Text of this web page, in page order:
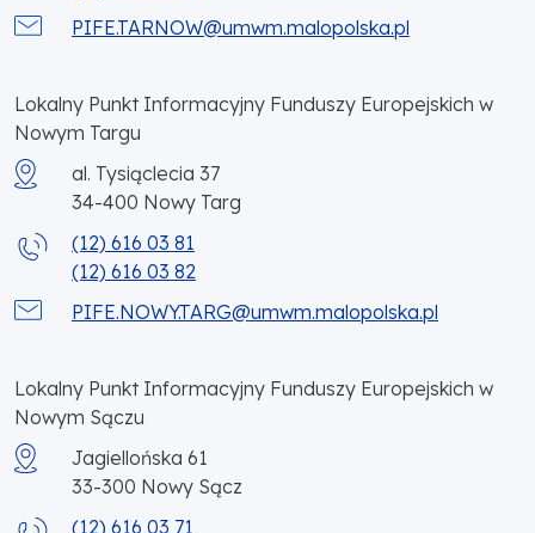
PIFE.TARNOW@umwm.malopolska.pl
Lokalny Punkt Informacyjny Funduszy Europejskich w
Nowym Targu
al. Tysiąclecia 37
34-400 Nowy Targ
(12) 616 03 81
(12) 616 03 82
PIFE.NOWY.TARG@umwm.malopolska.pl
Lokalny Punkt Informacyjny Funduszy Europejskich w
Nowym Sączu
Jagiellońska 61
33-300 Nowy Sącz
(12) 616 03 71